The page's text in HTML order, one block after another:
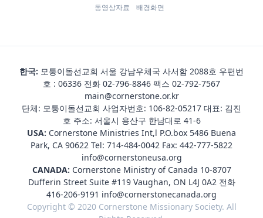
동영상자료
배경화면
한국: 모퉁이돌선교회 서울 강남우체국 사서함 2088호 우편번
호 : 06336 전화 02-796-8846 팩스 02-792-7567
main@cornerstone.or.kr
단체: 모퉁이돌선교회 사업자번호: 106-82-05217 대표: 김진
호 주소: 서울시 용산구 한남대로 41-6
USA: Cornerstone Ministries Int,l P.O.box 5486 Buena
Park, CA 90622 Tel: 714-484-0042 Fax: 442-777-5822
info@cornerstoneusa.org
CANADA: Cornerstone Ministry of Canada 10-8707
Dufferin Street Suite #119 Vaughan, ON L4J 0A2 전화
416-206-9191 info@cornerstonecanada.org
Copyright © 2020 Cornerstone Missionary Society. All